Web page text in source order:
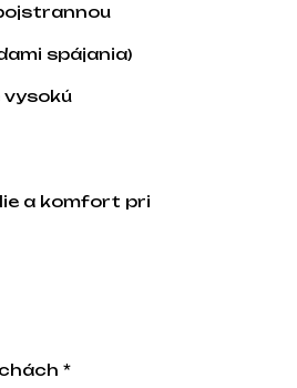
spájania)
vysokú
a komfort pri
*